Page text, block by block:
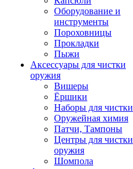
Оборудование и
инструменты
Пороховницы
Прокладки
Пыжи
Аксессуары для чистки
оружия
Вишеры
Ёршики
Наборы для чистки
Оружейная химия
Патчи, Тампоны
Центры для чистки
оружия
Шомпола